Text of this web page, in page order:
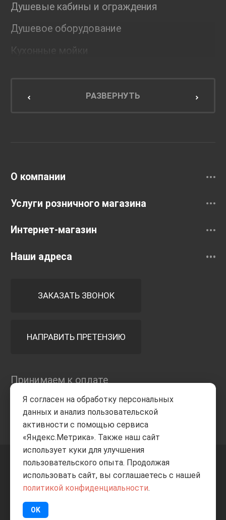
Душевые кабины и ограждения
Душевое оборудование
Кухонные мойки
Мебель для кухниРАЗВЕРНУТЬ
О компании
Услуги розничного магазина
Интернет-магазин
Наши адреса
ЗАКАЗАТЬ ЗВОНОК
НАПРАВИТЬ ПРЕТЕНЗИЮ
Принимаем к оплате
+7 8332205-805 ВВЕРХ
ИП Баранов А.С. 2026
Я согласен на обработку персональных
данных и анализ пользовательской
активности с помощью сервиса
«Яндекс.Метрика». Также наш сайт
использует куки для улучшения
пользовательского опыта. Продолжая
использовать сайт, вы соглашаетесь с нашей
политикой конфиденциальности.
OK